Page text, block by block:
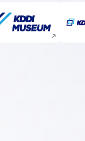
新規ウィンドウで開く